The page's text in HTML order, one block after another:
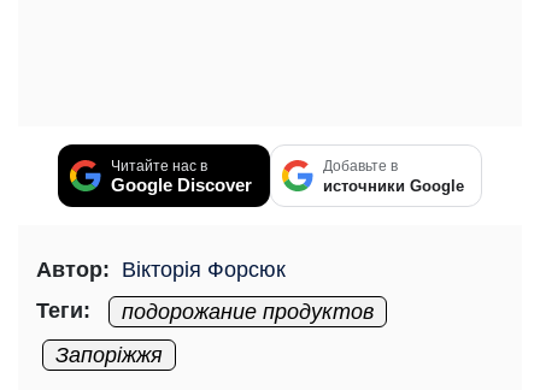
Читайте нас в
Google Discover
Добавьте в
источники Google
Автор: Вікторія Форсюк
Теги:
подорожание продуктов
Запоріжжя